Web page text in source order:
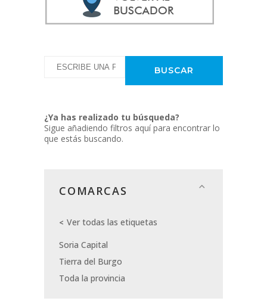
¿Ya has realizado tu búsqueda?
Sigue añadiendo filtros aquí para encontrar lo
que estás buscando.
COMARCAS
Ver todas las etiquetas
Soria Capital
Tierra del Burgo
Toda la provincia